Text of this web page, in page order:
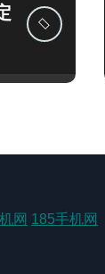
网 185手机网